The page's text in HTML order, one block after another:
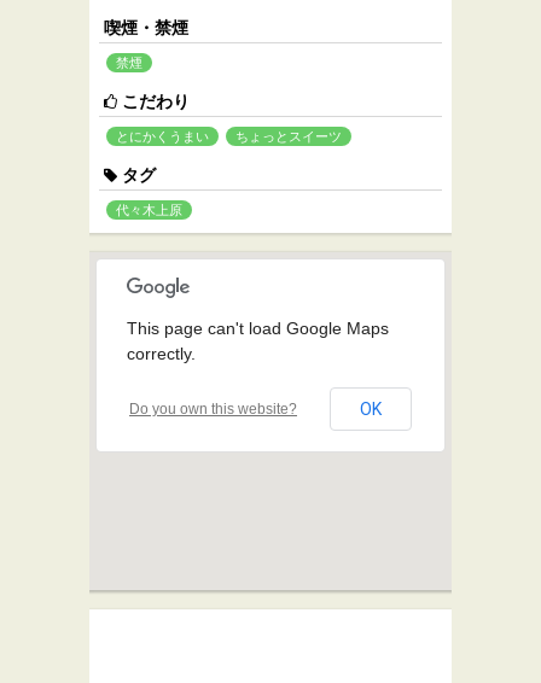
喫煙・禁煙
禁煙
こだわり
とにかくうまい ちょっとスイーツ
タグ
代々木上原
This page can't load Google Maps
correctly.
Do you own this website? OK